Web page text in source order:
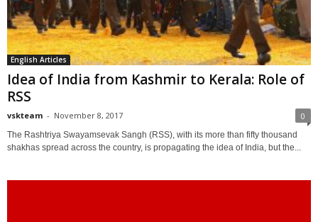
English Articles
Idea of India from Kashmir to Kerala: Role of
RSS
vskteam - November 8, 2017 0
The Rashtriya Swayamsevak Sangh (RSS), with its more than fifty thousand
shakhas spread across the country, is propagating the idea of India, but the...